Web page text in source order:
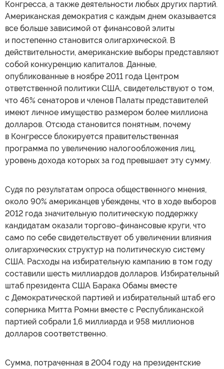
Конгресса, а также деятельности любых других партий.
Американская демократия с каждым днем оказывается
все больше зависимой от финансовой элиты
и постепенно становится олигархической. В
действительности, американские выборы представляют
собой конкуренцию капиталов. Данные,
опубликованные в ноябре 2011 года Центром
ответственной политики США, свидетельствуют о том,
что 46% сенаторов и членов Палаты представителей
имеют личное имущество размером более миллиона
долларов. Отсюда становится понятным, почему
в Конгрессе блокируется правительственная
программа по увеличению налогообложения лиц,
уровень дохода которых за год превышает эту сумму.
Судя по результатам опроса общественного мнения,
около 90% американцев убеждены, что в ходе выборов
2012 года значительную политическую поддержку
кандидатам оказали торгово-финансовые круги, что
само по себе свидетельствует об увеличении влияния
олигархических структур на политическую систему
США. Расходы на избирательную кампанию в том году
составили шесть миллиардов долларов. Избирательный
штаб президента США Барака Обамы вместе
с Демократической партией и избирательный штаб его
соперника Митта Ромни вместе с Республиканской
партией собрали 1,6 миллиарда и 958 миллионов
долларов соответственно.
Сумма, потраченная в 2004 году на президентские